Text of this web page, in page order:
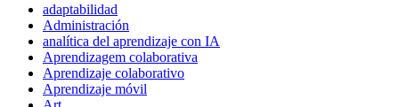
adaptabilidad
Administración
analítica del aprendizaje con IA
Aprendizagem colaborativa
Aprendizaje colaborativo
Aprendizaje móvil